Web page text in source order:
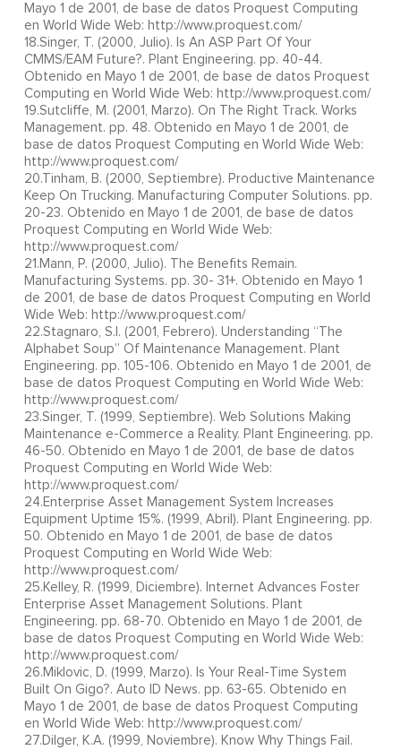
Mayo 1 de 2001, de base de datos Proquest Computing
en World Wide Web: http://www.proquest.com/
18.Singer, T. (2000, Julio). Is An ASP Part Of Your
CMMS/EAM Future?. Plant Engineering. pp. 40-44.
Obtenido en Mayo 1 de 2001, de base de datos Proquest
Computing en World Wide Web: http://www.proquest.com/
19.Sutcliffe, M. (2001, Marzo). On The Right Track. Works
Management. pp. 48. Obtenido en Mayo 1 de 2001, de
base de datos Proquest Computing en World Wide Web:
http://www.proquest.com/
20.Tinham, B. (2000, Septiembre). Productive Maintenance
Keep On Trucking. Manufacturing Computer Solutions. pp.
20-23. Obtenido en Mayo 1 de 2001, de base de datos
Proquest Computing en World Wide Web:
http://www.proquest.com/
21.Mann, P. (2000, Julio). The Benefits Remain.
Manufacturing Systems. pp. 30- 31+. Obtenido en Mayo 1
de 2001, de base de datos Proquest Computing en World
Wide Web: http://www.proquest.com/
22.Stagnaro, S.I. (2001, Febrero). Understanding “The
Alphabet Soup” Of Maintenance Management. Plant
Engineering. pp. 105-106. Obtenido en Mayo 1 de 2001, de
base de datos Proquest Computing en World Wide Web:
http://www.proquest.com/
23.Singer, T. (1999, Septiembre). Web Solutions Making
Maintenance e-Commerce a Reality. Plant Engineering. pp.
46-50. Obtenido en Mayo 1 de 2001, de base de datos
Proquest Computing en World Wide Web:
http://www.proquest.com/
24.Enterprise Asset Management System Increases
Equipment Uptime 15%. (1999, Abril). Plant Engineering. pp.
50. Obtenido en Mayo 1 de 2001, de base de datos
Proquest Computing en World Wide Web:
http://www.proquest.com/
25.Kelley, R. (1999, Diciembre). Internet Advances Foster
Enterprise Asset Management Solutions. Plant
Engineering. pp. 68-70. Obtenido en Mayo 1 de 2001, de
base de datos Proquest Computing en World Wide Web:
http://www.proquest.com/
26.Miklovic, D. (1999, Marzo). Is Your Real-Time System
Built On Gigo?. Auto ID News. pp. 63-65. Obtenido en
Mayo 1 de 2001, de base de datos Proquest Computing
en World Wide Web: http://www.proquest.com/
27.Dilger, K.A. (1999, Noviembre). Know Why Things Fail.